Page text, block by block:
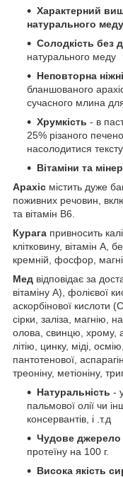
Характерний
натурального меду
Солодкість без
натурального меду
Неповторна
бланшованого
сучасного млина
Хрумкість - в
25% різаного
насолодитися
Вітаміни та
Арахіс містить дуже
поживних речовин,
та вітамін В6.
Курага привносить
клітковину, вітамін А,
кремній, фосфор,
Мед відповідає за
вітаміну А), фолієвої
аскорбінової кислоти
сірки, заліза, магнію,
олова, свинцю, хрому,
літію, цинку, міді,
пантотенової,
треоніну, метіоніну,
Натуральність -
пальмової олії чи
консервантів, і .т.д
Чудове джерело
протеїну на 100 г.
Висока якість